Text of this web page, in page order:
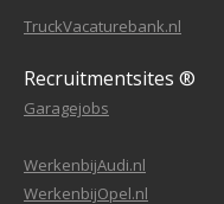
TruckVacaturebank.nl
Recruitmentsites ®
Garagejobs
WerkenbijAudi.nl
WerkenbijOpel.nl